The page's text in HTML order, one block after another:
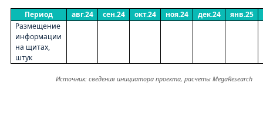
Период авг.24 сен.24 окт.24 ноя.24 дек.24 янв.25
Размещение
информации
на щитах,
штук
Источник: сведения инициатора проекта, расчеты MegaResearch